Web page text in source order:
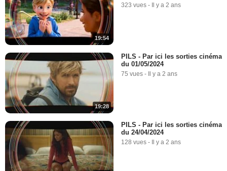
19:54
323 vues - Il y a 2 ans
19:28
PILS - Par ici les sorties cinéma
du 01/05/2024
75 vues - Il y a 2 ans
PILS - Par ici les sorties cinéma
du 24/04/2024
128 vues - Il y a 2 ans